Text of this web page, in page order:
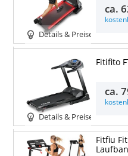
Details & Preise
ca.
Details & Preise
Fitifito
ca.
Fitfiu